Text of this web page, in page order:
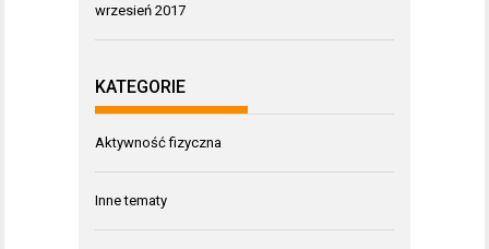
wrzesień 2017
KATEGORIE
Aktywność fizyczna
Inne tematy